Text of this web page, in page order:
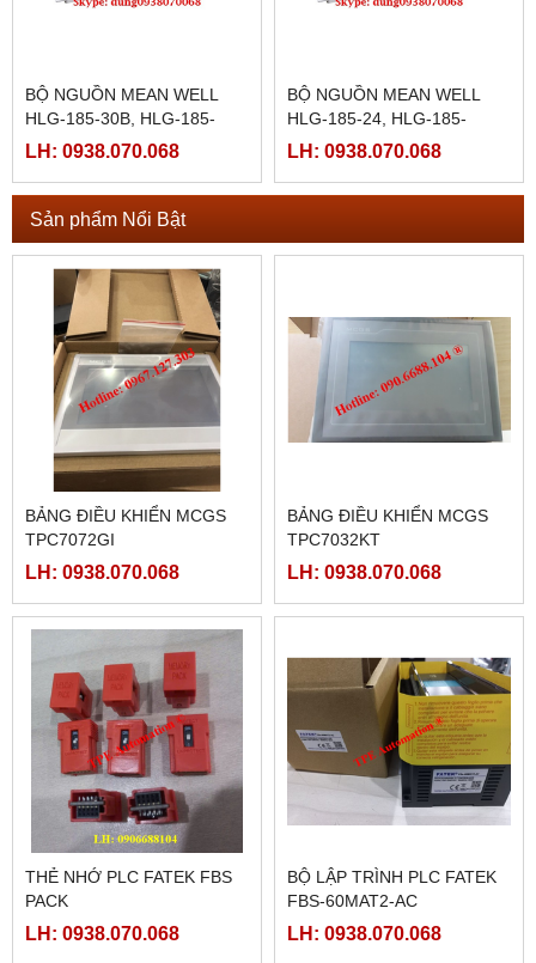
BỘ NGUỒN MEAN WELL
HLG-185-30B, HLG-185-
30D, HLG-185-36,HLG-185-
36D
LH: 0938.070.068
BỘ NGUỒN MEAN WELL
HLG-185-24, HLG-185-
24A,HLG-185-24B,HLG-185-
30A
LH: 0938.070.068
Sản phẩm Nổi Bật
BẢNG ĐIỀU KHIỂN MCGS
TPC7072GI
LH: 0938.070.068
BẢNG ĐIỀU KHIỂN MCGS
TPC7032KT
LH: 0938.070.068
THẺ NHỚ PLC FATEK FBS
PACK
LH: 0938.070.068
BỘ LẬP TRÌNH PLC FATEK
FBS-60MAT2-AC
LH: 0938.070.068